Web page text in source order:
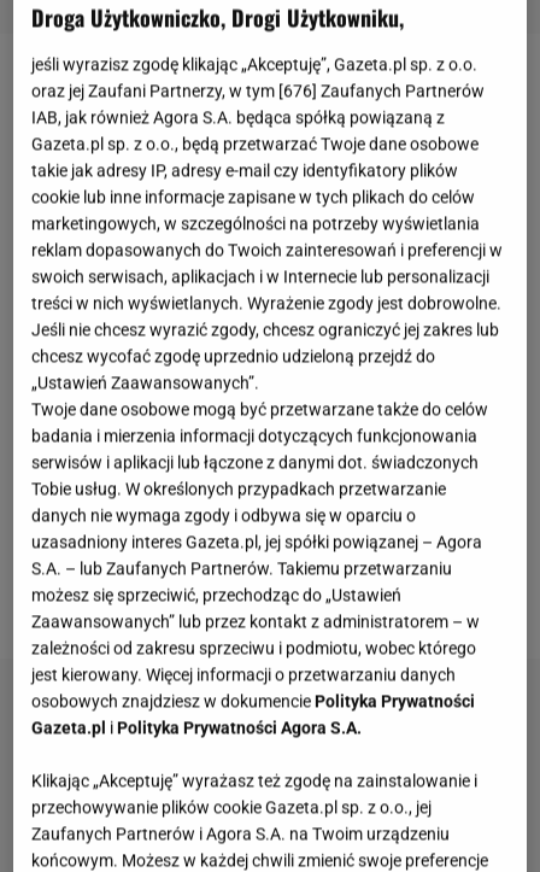
Jeans rządzi!
Trend na jeansowe total looki trwa w najlepsze i
zapowiada się, że szybko nie zejdzie z
planu. Denimowe spodnie, kamizelki, spódnice,
kamizelki, sukienki, a nawet marynarki - zestawiamy
ze sobą tworząc jeansowe stylizacje w total lookach,
ale również chętnie nosimy solo w połączeniu z
innymi częściami garderoby. Jeans to sposób na
udaną stylizację w każdej sytuacji! Możesz połączyć
go w sportowym looku ze sneakersami, ale również
w bardziej eleganckich lookach zbotkami, szpilkami
czy sandałkami. Możliwości jest dużo i na pewno
znajdziesz coś dla siebie! Stylizację w total denim
looku wybrała tym razem modowa influencerka
Maffashion - zobacz, jak świetnie wyglądała!
Droga Użytkowniczko, Drogi Użytkowniku,
jeśli wyrazisz zgodę klikając „Akceptuję”, Gazeta.pl sp. z o.o.
oraz jej Zaufani Partnerzy, w tym [676] Zaufanych Partnerów
IAB, jak również Agora S.A. będąca spółką powiązaną z
Gazeta.pl sp. z o.o., będą przetwarzać Twoje dane osobowe
takie jak adresy IP, adresy e-mail czy identyfikatory plików
cookie lub inne informacje zapisane w tych plikach do celów
marketingowych, w szczególności na potrzeby wyświetlania
reklam dopasowanych do Twoich zainteresowań i preferencji w
swoich serwisach, aplikacjach i w Internecie lub personalizacji
treści w nich wyświetlanych. Wyrażenie zgody jest dobrowolne.
Jeśli nie chcesz wyrazić zgody, chcesz ograniczyć jej zakres lub
chcesz wycofać zgodę uprzednio udzieloną przejdź do
„Ustawień Zaawansowanych”.
Twoje dane osobowe mogą być przetwarzane także do celów
badania i mierzenia informacji dotyczących funkcjonowania
serwisów i aplikacji lub łączone z danymi dot. świadczonych
Tobie usług. W określonych przypadkach przetwarzanie
danych nie wymaga zgody i odbywa się w oparciu o
uzasadniony interes Gazeta.pl, jej spółki powiązanej – Agora
S.A. – lub Zaufanych Partnerów. Takiemu przetwarzaniu
możesz się sprzeciwić, przechodząc do „Ustawień
Zaawansowanych” lub przez kontakt z administratorem – w
zależności od zakresu sprzeciwu i podmiotu, wobec którego
jest kierowany. Więcej informacji o przetwarzaniu danych
osobowych znajdziesz w dokumenciePolityka Prywatności
Gazeta.pl iPolityka Prywatności Agora S.A.
Klikając „Akceptuję” wyrażasz też zgodę na zainstalowanie i
przechowywanie plików cookie Gazeta.pl sp. z o.o., jej
Zaufanych Partnerów i Agora S.A. na Twoim urządzeniu
końcowym. Możesz w każdej chwili zmienić swoje preferencje